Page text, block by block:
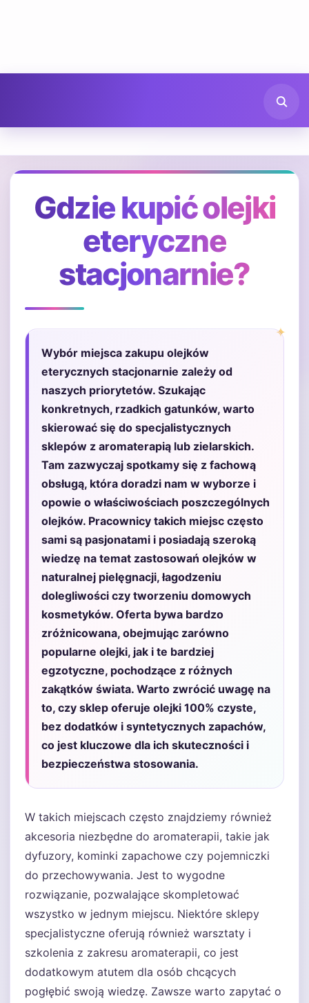
Gdzie kupić olejki
eteryczne
stacjonarnie?
Wybór miejsca zakupu olejków
eterycznych stacjonarnie zależy od
naszych priorytetów. Szukając
konkretnych, rzadkich gatunków, warto
skierować się do specjalistycznych
sklepów z aromaterapią lub zielarskich.
Tam zazwyczaj spotkamy się z fachową
obsługą, która doradzi nam w wyborze i
opowie o właściwościach poszczególnych
olejków. Pracownicy takich miejsc często
sami są pasjonatami i posiadają szeroką
wiedzę na temat zastosowań olejków w
naturalnej pielęgnacji, łagodzeniu
dolegliwości czy tworzeniu domowych
kosmetyków. Oferta bywa bardzo
zróżnicowana, obejmując zarówno
popularne olejki, jak i te bardziej
egzotyczne, pochodzące z różnych
zakątków świata. Warto zwrócić uwagę na
to, czy sklep oferuje olejki 100% czyste,
bez dodatków i syntetycznych zapachów,
co jest kluczowe dla ich skuteczności i
bezpieczeństwa stosowania.
W takich miejscach często znajdziemy również
akcesoria niezbędne do aromaterapii, takie jak
dyfuzory, kominki zapachowe czy pojemniczki
do przechowywania. Jest to wygodne
rozwiązanie, pozwalające skompletować
wszystko w jednym miejscu. Niektóre sklepy
specjalistyczne oferują również warsztaty i
szkolenia z zakresu aromaterapii, co jest
dodatkowym atutem dla osób chcących
pogłębić swoją wiedzę. Zawsze warto zapytać o